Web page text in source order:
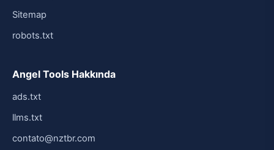
Sitemap
robots.txt
Angel Tools Hakkında
ads.txt
llms.txt
contato@nztbr.com